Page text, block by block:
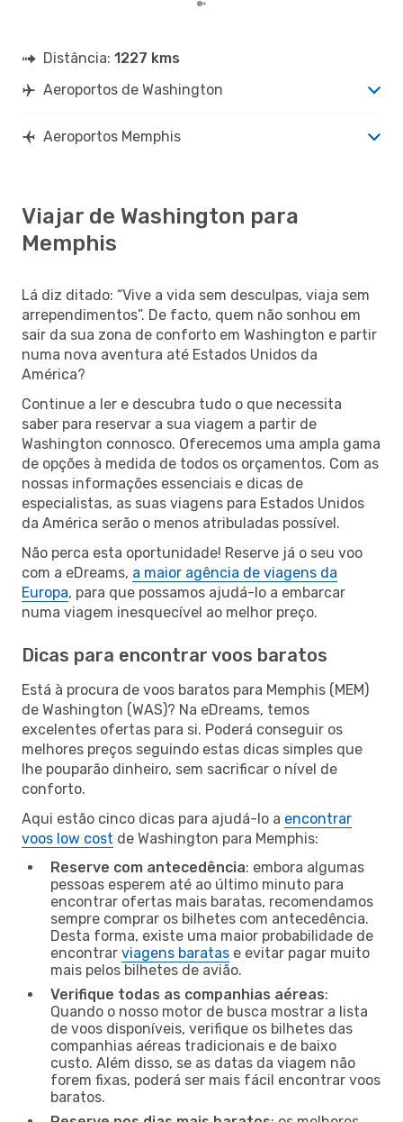
Distância: 1227 kms
Aeroportos de Washington
Aeroportos Memphis
Viajar de Washington para
Memphis
Lá diz ditado: “Vive a vida sem desculpas, viaja sem
arrependimentos”. De facto, quem não sonhou em
sair da sua zona de conforto em Washington e partir
numa nova aventura até Estados Unidos da
América?
Continue a ler e descubra tudo o que necessita
saber para reservar a sua viagem a partir de
Washington connosco. Oferecemos uma ampla gama
de opções à medida de todos os orçamentos. Com as
nossas informações essenciais e dicas de
especialistas, as suas viagens para Estados Unidos
da América serão o menos atribuladas possível.
Não perca esta oportunidade! Reserve já o seu voo
com a eDreams, a maior agência de viagens da
Europa, para que possamos ajudá-lo a embarcar
numa viagem inesquecível ao melhor preço.
Dicas para encontrar voos baratos
Está à procura de voos baratos para Memphis (MEM)
de Washington (WAS)? Na eDreams, temos
excelentes ofertas para si. Poderá conseguir os
melhores preços seguindo estas dicas simples que
lhe pouparão dinheiro, sem sacrificar o nível de
conforto.
Aqui estão cinco dicas para ajudá-lo a encontrar
voos low cost de Washington para Memphis:
Reserve com antecedência: embora algumas
pessoas esperem até ao último minuto para
encontrar ofertas mais baratas, recomendamos
sempre comprar os bilhetes com antecedência.
Desta forma, existe uma maior probabilidade de
encontrar viagens baratas e evitar pagar muito
mais pelos bilhetes de avião.
Verifique todas as companhias aéreas:
Quando o nosso motor de busca mostrar a lista
de voos disponíveis, verifique os bilhetes das
companhias aéreas tradicionais e de baixo
custo. Além disso, se as datas da viagem não
forem fixas, poderá ser mais fácil encontrar voos
baratos.